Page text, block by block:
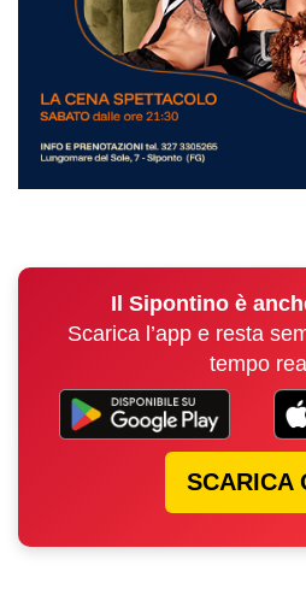
Il Sipontino è
Scarica l’app e resta
tempo
SCARICA